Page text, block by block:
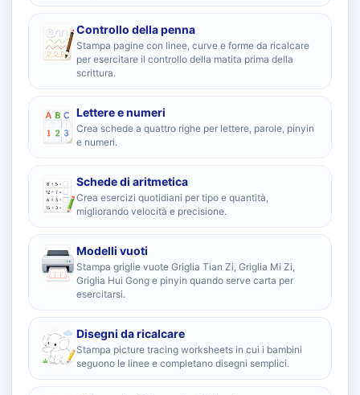
Controllo della penna
Stampa pagine con linee, curve e forme da ricalcare
per esercitare il controllo della matita prima della
scrittura.
Lettere e numeri
Crea schede a quattro righe per lettere, parole, pinyin
e numeri.
Schede di aritmetica
Crea esercizi quotidiani per tipo e quantità,
migliorando velocità e precisione.
Modelli vuoti
Stampa griglie vuote Griglia Tian Zi, Griglia Mi Zi,
Griglia Hui Gong e pinyin quando serve carta per
esercitarsi.
Disegni da ricalcare
Stampa picture tracing worksheets in cui i bambini
seguono le linee e completano disegni semplici.